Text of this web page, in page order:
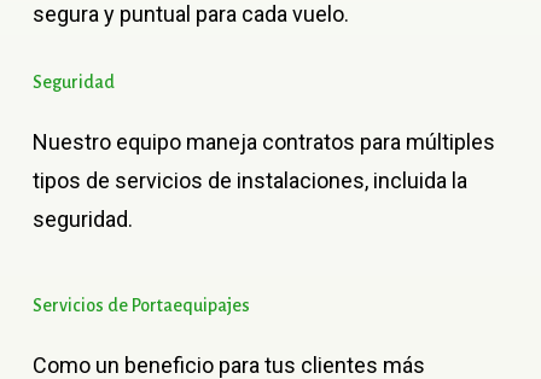
segura y puntual para cada vuelo.
Seguridad
Nuestro equipo maneja contratos para múltiples
tipos de servicios de instalaciones, incluida la
seguridad.
Servicios de Portaequipajes
Como un beneficio para tus clientes más